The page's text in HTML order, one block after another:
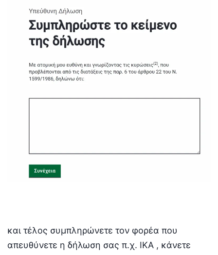
και τέλος συμπληρώνετε τον φορέα που
απευθύνετε η δήλωση σας π.χ. ΙΚΑ , κάνετε